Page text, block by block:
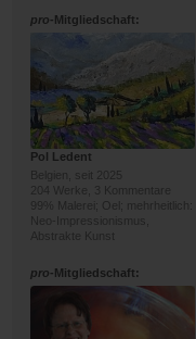
pro-Mitgliedschaft:
Pol Ledent
Belgien, seit 2025
204 Werke, 3 Kommentare
99% Malerei; Oel; mehrheitlich:
Neo-Impressionismus,
Abstrakte Kunst
pro-Mitgliedschaft: